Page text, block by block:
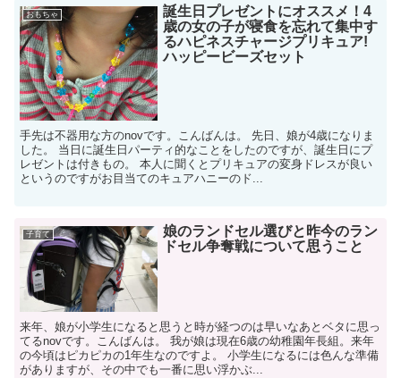
おもちゃ
誕生日プレゼントにオススメ！4
歳の女の子が寝食を忘れて集中す
るハピネスチャージプリキュア!
ハッピービーズセット
手先は不器用な方のnovです。こんばんは。 先日、娘が4歳になりま
した。 当日に誕生日パーティ的なことをしたのですが、誕生日にプ
レゼントは付きもの。 本人に聞くとプリキュアの変身ドレスが良い
というのですがお目当てのキュアハニーのド...
子育て
娘のランドセル選びと昨今のラン
ドセル争奪戦について思うこと
来年、娘が小学生になると思うと時が経つのは早いなあとベタに思っ
てるnovです。こんばんは。 我が娘は現在6歳の幼稚園年長組。来年
の今頃はピカピカの1年生なのですよ。 小学生になるには色んな準備
がありますが、その中でも一番に思い浮かぶ...